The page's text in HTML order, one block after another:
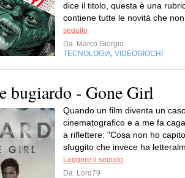
dice il titolo, questa è una
contiene tutte le novità che
seguito
Da Marco Giorgio
TECNOLOGIA VIDEOGIOCHI
bugiardo - Gone Girl
Quando un film diventa un
cinematografico e a me fa
a riflettere: "Cosa non ho
sfuggito che invece ha
Leggere il seguito
Da Lord79